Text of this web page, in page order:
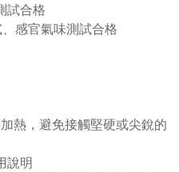
試合格
感官氣味測試合格
熱，避免接觸堅硬或尖銳的
說明